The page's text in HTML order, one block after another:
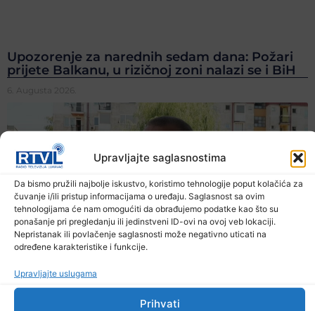
Upravljajte saglasnostima
Da bismo pružili najbolje iskustvo, koristimo tehnologije poput kolačića za
čuvanje i/ili pristup informacijama o uređaju. Saglasnost sa ovim
tehnologijama će nam omogućiti da obrađujemo podatke kao što su
ponašanje pri pregledanju ili jedinstveni ID-ovi na ovoj veb lokaciji.
Nepristanak ili povlačenje saglasnosti može negativno uticati na
određene karakteristike i funkcije.
Upravljajte uslugama
Prihvati
Upozorenje za narednih sedam dana: Požari
prijete Balkanu, u rizičnoj zoni nalazi se i BiH
6. Augusta 2026.